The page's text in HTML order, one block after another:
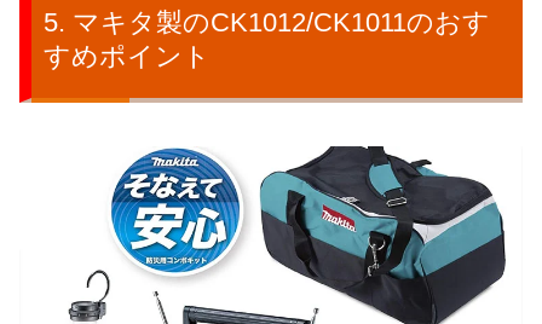
マキタ製のCK1012/CK1011のおす
すめポイント